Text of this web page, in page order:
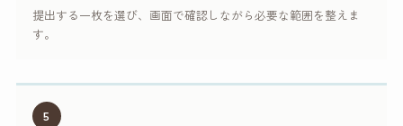
提出する一枚を選び、画面で確認しながら必要な範囲を整えま
す。
5